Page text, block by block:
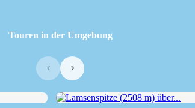
Touren in der Umgebung
‹ ›